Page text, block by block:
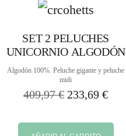
SET 2 PELUCHES
UNICORNIO ALGODÓN
Algodón 100%. Peluche gigante y peluche
midi
409,97€ 233,69€